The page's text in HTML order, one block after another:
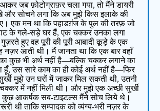
जब फ़ोटोग्राफ़र चला गया, तो मैंने डायरी
और सोचने लगा कि अब मुझे किस इलाके की
एक मन था कि पहाडग़ंज के पुल की तरफ़ जो
के गले-सड़े घर हैं, एक चक्कर उनका लगा
हुए वह पूरी की पूरी आबादी कूड़े के एक
नज़र आती थी। मैं जानता था कि एक बार वहाँ
कुछ भी अर्थ नहीं है—बल्कि चक्कर लगाने का
हूँ, उस सारे काम का ही कोई अर्थ नहीं है—फिर
मुझे उन घरों में जाकर मिल सकती थी, उतनी
में नहीं मिली थी। और मुझे एक अच्छी सुर्खी
कुछ आकर्षक सब-टाइटल्स मैंने सोच लिये थे।
थी ताकि सम्पादक को व्यंग्य-भरी नज़र के